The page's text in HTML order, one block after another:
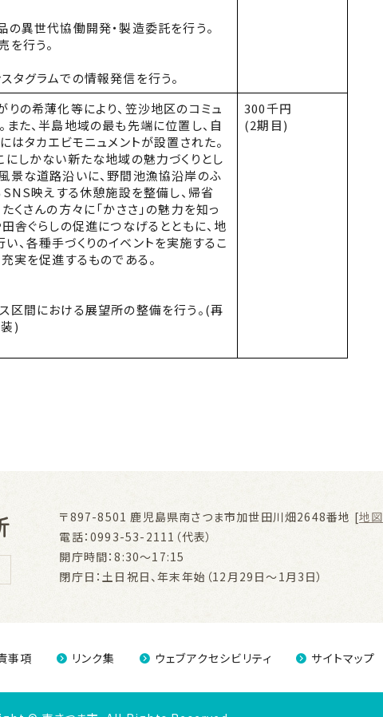
異世代協働開発・製造委託を行う。
行う。
グラムでの情報発信を行う。
の希薄化等により、笠沙地区のコミュ
た、半島地域の最も先端に位置し、自
はタカエビモニュメントが設置された。
しかない新たな地域の魅力づくりとし
景な道路沿いに、野間池漁協沿岸のふ
SNS映えする休憩施設を整備し、帰省
くさんの方々に「かささ」の魅力を知っ
舎ぐらしの促進につなげるとともに、地
各種手づくりのイベントを実施するこ
実を促進するものである。
間における展望所の整備を行う。(再
)
300千円
(2期目)
〒897-8501鹿児島県南さつま市加世田川畑2648番地 [地図
電話：0993-53-2111（代表）
開庁時間：8:30～17:15
閉庁日：土日祝日、年末年始（12月29日～1月3日）
事項 リンク集 ウェブアクセシビリティ サイトマップ